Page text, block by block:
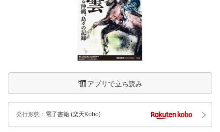
アプリで立ち読み
発行形態 ： 電子書籍 (楽天Kobo)